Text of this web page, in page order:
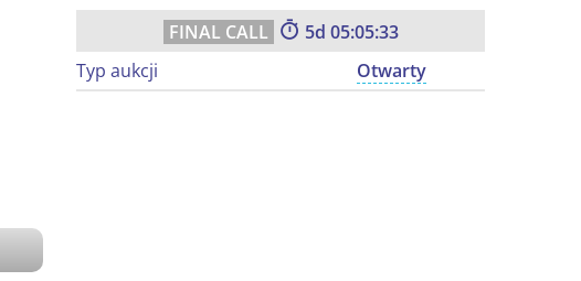
5
05:05:32
Typ aukcji
Otwarty